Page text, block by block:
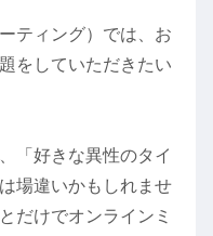
ティング）では、お
をしていただきたい
「好きな異性のタイ
場違いかもしれませ
だけでオンラインミ